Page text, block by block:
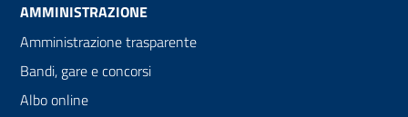
AMMINISTRAZIONE
Amministrazione trasparente
Bandi, gare e concorsi
Albo online